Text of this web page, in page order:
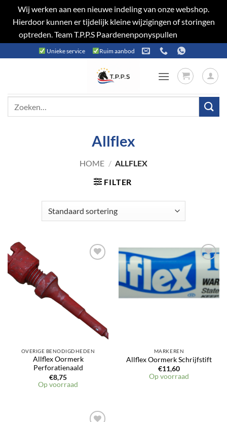
Wij werken aan een nieuwe indeling van onze webshop.
Hierdoor kunnen er tijdelijk kleine wijzigingen of storingen
optreden. Team T.P.P.S Paardenenponyspullen
naar
Unieke service Ruim aanbod
Allflex
HOME / ALLFLEX
FILTER
OVERIGE BENODIGDHEDEN
Allflex Oormerk
Perforatienaald
€8,75
Op voorraad
MARKEREN
Allflex Oormerk Schrijfstift
€11,60
Op voorraad